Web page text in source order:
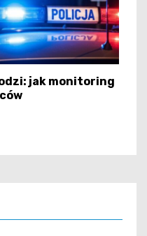
jak monitoring